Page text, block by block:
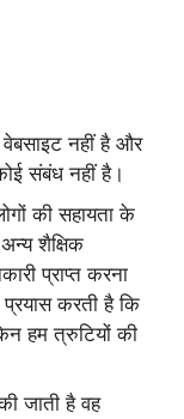
नहीं है और
संबंध नहीं है।
की सहायता के
शैक्षिक
प्राप्त करना
करती है कि
हम त्रुटियों की
जाती है वह